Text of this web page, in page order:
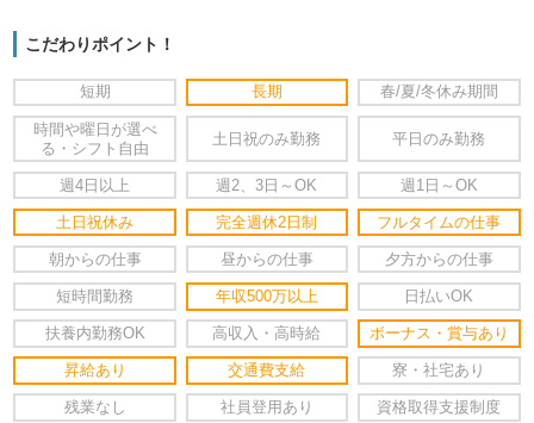
こだわりポイント！
短期 長期 春/夏/冬休み期間
時間や曜日が選べ
る・シフト自由
土日祝のみ勤務 平日のみ勤務
週4日以上 週2、3日～OK 週1日～OK
土日祝休み 完全週休2日制 フルタイムの仕事
朝からの仕事 昼からの仕事 夕方からの仕事
短時間勤務 年収500万以上 日払いOK
扶養内勤務OK 高収入・高時給 ボーナス・賞与あり
昇給あり 交通費支給 寮・社宅あり
残業なし 社員登用あり 資格取得支援制度